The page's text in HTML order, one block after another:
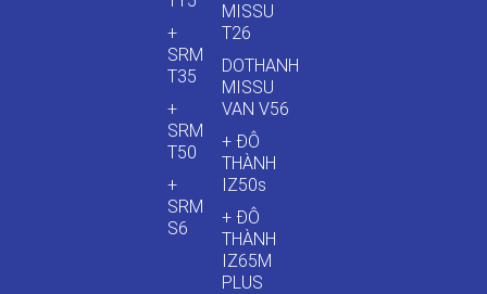
+
SRM
T35
+
SRM
T50
+
SRM
S6
MISSU
T26
DOTHANH
MISSU
VAN V56
+ ĐÔ
THÀNH
IZ50s
+ ĐÔ
THÀNH
IZ65M
PLUS